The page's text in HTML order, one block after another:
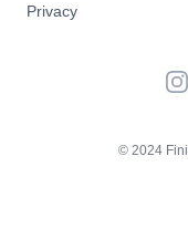
Privacy
© 2024